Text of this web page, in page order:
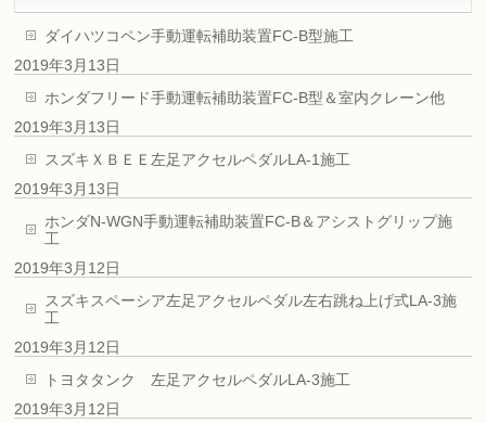
ダイハツコペン手動運転補助装置FC-B型施工
2019年3月13日
ホンダフリード手動運転補助装置FC-B型＆室内クレーン他
2019年3月13日
スズキＸＢＥＥ左足アクセルペダルLA-1施工
2019年3月13日
ホンダN-WGN手動運転補助装置FC-B＆アシストグリップ施
工
2019年3月12日
スズキスペーシア左足アクセルペダル左右跳ね上げ式LA-3施
工
2019年3月12日
トヨタタンク 左足アクセルペダルLA-3施工
2019年3月12日